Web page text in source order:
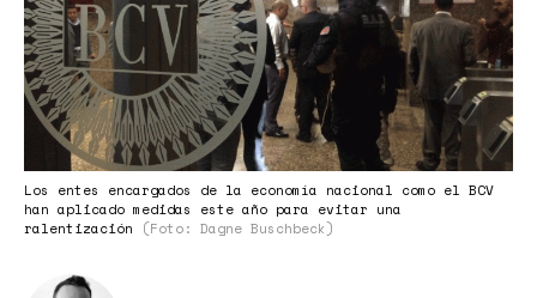
Los entes encargados de la economía nacional como el BCV
han aplicado medidas este año para evitar una
ralentización
(Foto: Dagne Buschbeck)